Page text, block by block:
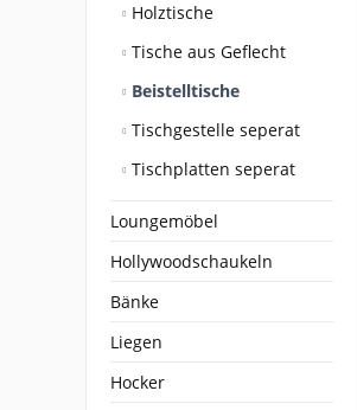
Holztische
Tische aus Geflecht
Beistelltische
Tischgestelle seperat
Tischplatten seperat
Loungemöbel
Hollywoodschaukeln
Bänke
Liegen
Hocker